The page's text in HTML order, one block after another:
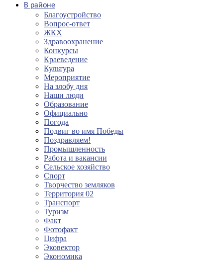
В районе
Благоустройство
Вопрос-ответ
ЖКХ
Здравоохранение
Конкурсы
Краеведение
Культура
Мероприятие
На злобу дня
Наши люди
Образование
Официально
Погода
Подвиг во имя Победы
Поздравляем!
Промышленность
Работа и вакансии
Сельское хозяйство
Спорт
Творчество земляков
Территория 02
Транспорт
Туризм
Факт
Фотофакт
Цифра
Эковектор
Экономика